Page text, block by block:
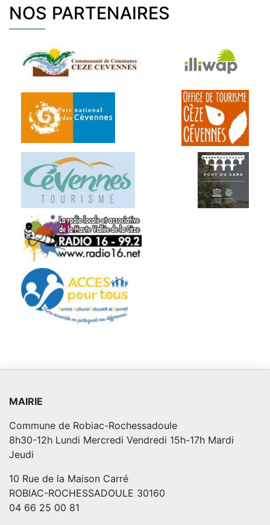
NOS PARTENAIRES
MAIRIE
Commune de Robiac-Rochessadoule
8h30-12h Lundi Mercredi Vendredi 15h-17h Mardi
Jeudi
10 Rue de la Maison Carré
ROBIAC-ROCHESSADOULE 30160
04 66 25 00 81